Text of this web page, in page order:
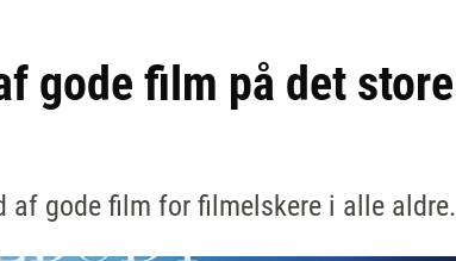
gode film på det store
af gode film for filmelskere i alle aldre.